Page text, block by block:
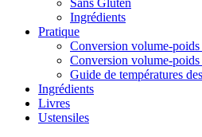
Sans Gluten
Ingrédients
Pratique
Conversion volume-poids
Conversion volume-poids
Guide de températures
Ingrédients
Livres
Ustensiles